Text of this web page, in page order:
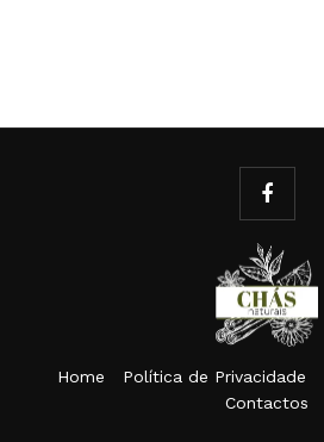
Home Política de Privacidade
Contactos